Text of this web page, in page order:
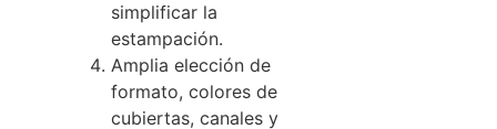
simplificar la
estampación.
Amplia elección de
formato, colores de
cubiertas, canales y